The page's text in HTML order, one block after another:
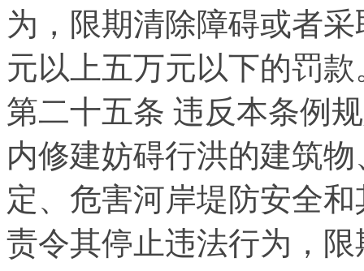
为，限期清除障碍或者
元以上五万元以下的罚款
第二十五条 违反本条例
内修建妨碍行洪的建筑
定、危害河岸堤防安全
责令其停止违法行为，